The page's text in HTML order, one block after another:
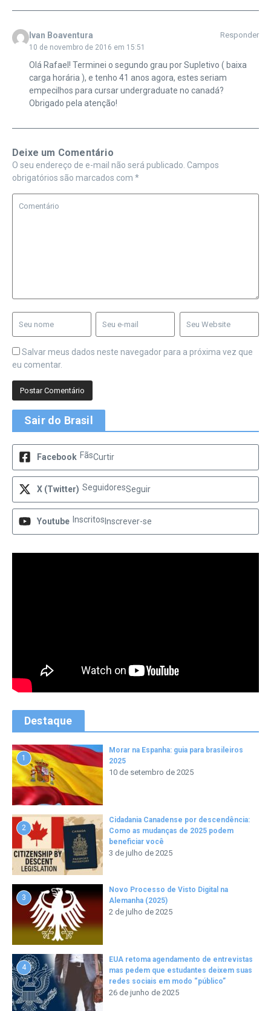
Ivan Boaventura
10 de novembro de 2016 em 15:51
Responder
Olá Rafael! Terminei o segundo grau por Supletivo ( baixa
carga horária ), e tenho 41 anos agora, estes seriam
empecilhos para cursar undergraduate no canadá?
Obrigado pela atenção!
Deixe um Comentário
O seu endereço de e-mail não será publicado. Campos
obrigatórios são marcados com *
Salvar meus dados neste navegador para a próxima vez que
eu comentar.
Sair do Brasil
Facebook FãsCurtir
X (Twitter) SeguidoresSeguir
Youtube Inscritos Inscrever-se
Destaque
1
Morar na Espanha: guia para brasileiros
2025
10 de setembro de 2025
2
Cidadania Canadense por descendência:
Como as mudanças de 2025 podem
beneficiar você
3 de julho de 2025
3
Novo Processo de Visto Digital na
Alemanha (2025)
2 de julho de 2025
4
EUA retoma agendamento de entrevistas
mas pedem que estudantes deixem suas
redes sociais em modo “público”
26 de junho de 2025